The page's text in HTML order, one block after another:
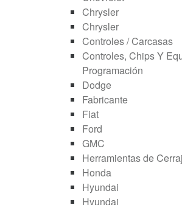
Chrysler
Chrysler
Controles / Carcasas
Controles, Chips Y
Programación
Dodge
Fabricante
Fiat
Ford
GMC
Herramientas de
Honda
Hyundai
Hyundai